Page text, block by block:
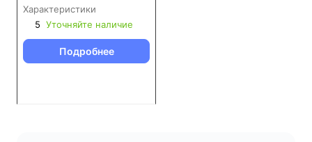
Характеристики
5 Уточняйте наличие
Подробнее